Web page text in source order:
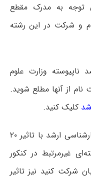
به مدرک مقطع
و شرکت در این رشته
ناپیوسته وزارت علوم
از آنها مطلع شوید.
کلیک کنید.
قابل توجه است که معدل در آزمون کارشناسی ارشد با تاثیر ۲۰
غیرمرتبط در کنکور
شرکت کنید نیز تاثیر